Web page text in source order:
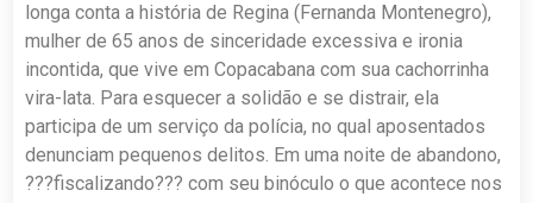
longa conta a história de Regina (Fernanda Montenegro),
mulher de 65 anos de sinceridade excessiva e ironia
incontida, que vive em Copacabana com sua cachorrinha
vira-lata. Para esquecer a solidão e se distrair, ela
participa de um serviço da polícia, no qual aposentados
denunciam pequenos delitos. Em uma noite de abandono,
???fiscalizando??? com seu binóculo o que acontece nos